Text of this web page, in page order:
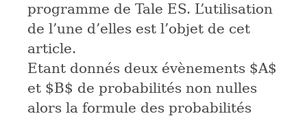
programme de Tale ES. L’utilisation
de l’une d’elles est l’objet de cet
article.
Etant donnés deux évènements $A$
et $B$ de probabilités non nulles
alors la formule des probabilités